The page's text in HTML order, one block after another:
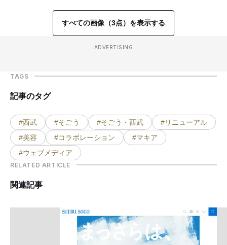
すべての画像（3点）を表示する
ADVERTISING
TAGS
記事のタグ
#西武 #そごう #そごう・西武
#リニューアル
#美容
#コラボレーション
#マキア
#ウェブメディア
RELATED ARTICLE
関連記事